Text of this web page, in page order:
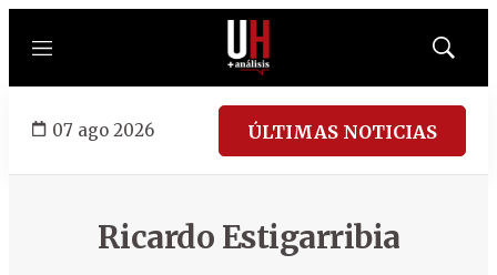
Menú
Mostrar
07 ago 2026 ÚLTIMAS NOTICIAS
Ricardo Estigarribia